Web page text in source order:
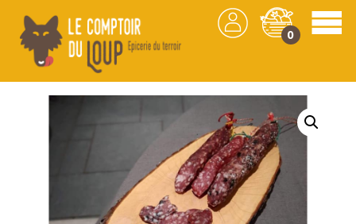
0
Les produits/Charcuteries
Viande / Poisson /
Traiteur
/ Saucisson d’Hodbomont